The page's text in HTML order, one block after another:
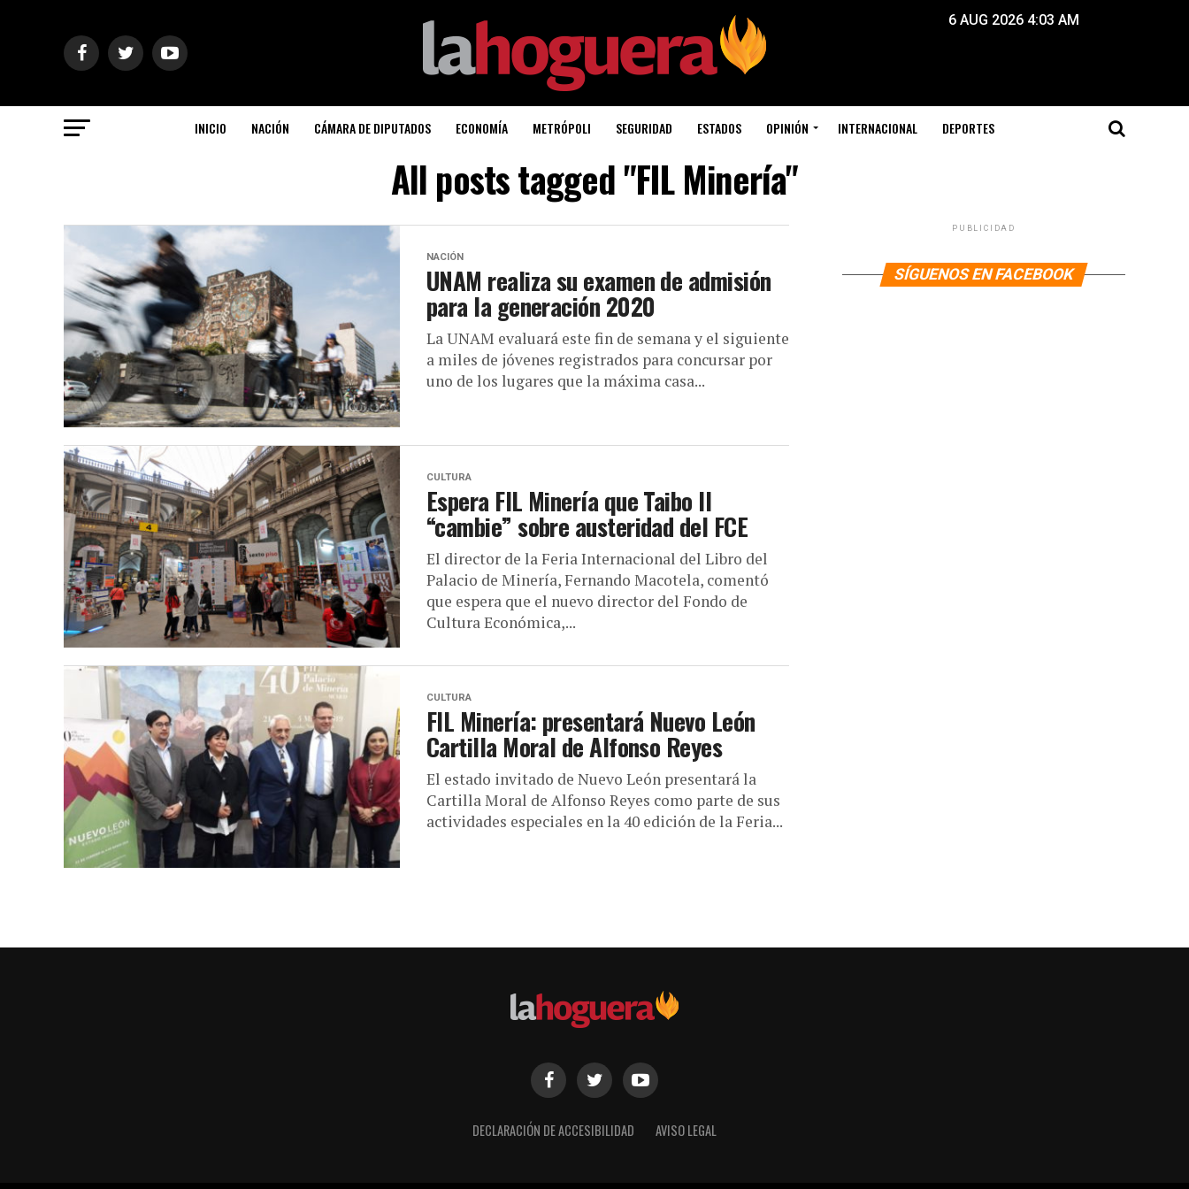
6 AUG 2026 4:03 AM
INICIO NACIÓN CÁMARA DE DIPUTADOS ECONOMÍA METRÓPOLI SEGURIDAD ESTADOS OPINIÓN INTERNACIONAL DEPORTES
All posts tagged "FIL Minería"
NACIÓN
UNAM realiza su examen de admisión
para la generación 2020
La UNAM evaluará este fin de semana y el siguiente
a miles de jóvenes registrados para concursar por
uno de los lugares que la máxima casa...
CULTURA
Espera FIL Minería que Taibo II
“cambie” sobre austeridad del FCE
El director de la Feria Internacional del Libro del
Palacio de Minería, Fernando Macotela, comentó
que espera que el nuevo director del Fondo de
Cultura Económica,...
CULTURA
FIL Minería: presentará Nuevo León
Cartilla Moral de Alfonso Reyes
El estado invitado de Nuevo León presentará la
Cartilla Moral de Alfonso Reyes como parte de sus
actividades especiales en la 40 edición de la Feria...
PUBLICIDAD
SÍGUENOS EN FACEBOOK
DECLARACIÓN DE ACCESIBILIDAD AVISO LEGAL